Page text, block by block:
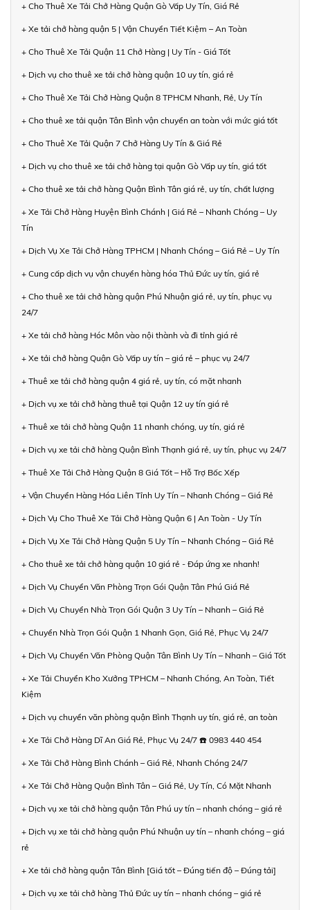
+ Cho Thuê Xe Tải Chở Hàng Quận Gò Vấp Uy Tín, Giá Rẻ
+ Xe tải chở hàng quận 5 | Vận Chuyển Tiết Kiệm – An Toàn
+ Cho Thuê Xe Tải Quận 11 Chở Hàng | Uy Tín - Giá Tốt
+ Dịch vụ cho thuê xe tải chở hàng quận 10 uy tín, giá rẻ
+ Cho Thuê Xe Tải Chở Hàng Quận 8 TPHCM Nhanh, Rẻ, Uy Tín
+ Cho thuê xe tải quận Tân Bình vận chuyển an toàn với mức giá tốt
+ Cho Thuê Xe Tải Quận 7 Chở Hàng Uy Tín & Giá Rẻ
+ Dịch vụ cho thuê xe tải chở hàng tại quận Gò Vấp uy tín, giá tốt
+ Cho thuê xe tải chở hàng Quận Bình Tân giá rẻ, uy tín, chất lượng
+ Xe Tải Chở Hàng Huyện Bình Chánh | Giá Rẻ – Nhanh Chóng – Uy
Tín
+ Dịch Vụ Xe Tải Chở Hàng TPHCM | Nhanh Chóng – Giá Rẻ – Uy Tín
+ Cung cấp dịch vụ vận chuyển hàng hóa Thủ Đức uy tín, giá rẻ
+ Cho thuê xe tải chở hàng quận Phú Nhuận giá rẻ, uy tín, phục vụ
24/7
+ Xe tải chở hàng Hóc Môn vào nội thành và đi tỉnh giá rẻ
+ Xe tải chở hàng Quận Gò Vấp uy tín – giá rẻ – phục vụ 24/7
+ Thuê xe tải chở hàng quận 4 giá rẻ, uy tín, có mặt nhanh
+ Dịch vụ xe tải chở hàng thuê tại Quận 12 uy tín giá rẻ
+ Thuê xe tải chở hàng Quận 11 nhanh chóng, uy tín, giá rẻ
+ Dịch vụ xe tải chở hàng Quận Bình Thạnh giá rẻ, uy tín, phục vụ 24/7
+ Thuê Xe Tải Chở Hàng Quận 8 Giá Tốt – Hỗ Trợ Bốc Xếp
+ Vận Chuyển Hàng Hóa Liên Tỉnh Uy Tín – Nhanh Chóng – Giá Rẻ
+ Dịch Vụ Cho Thuê Xe Tải Chở Hàng Quận 6 | An Toàn - Uy Tín
+ Dịch Vụ Xe Tải Chở Hàng Quận 5 Uy Tín – Nhanh Chóng – Giá Rẻ
+ Cho thuê xe tải chở hàng quận 10 giá rẻ - Đáp ứng xe nhanh!
+ Dịch Vụ Chuyển Văn Phòng Trọn Gói Quận Tân Phú Giá Rẻ
+ Dịch Vụ Chuyển Nhà Trọn Gói Quận 3 Uy Tín – Nhanh – Giá Rẻ
+ Chuyển Nhà Trọn Gói Quận 1 Nhanh Gọn, Giá Rẻ, Phục Vụ 24/7
+ Dịch Vụ Chuyển Văn Phòng Quận Tân Bình Uy Tín – Nhanh – Giá Tốt
+ Xe Tải Chuyển Kho Xưởng TPHCM – Nhanh Chóng, An Toàn, Tiết
Kiệm
+ Dịch vụ chuyển văn phòng quận Bình Thạnh uy tín, giá rẻ, an toàn
+ Xe Tải Chở Hàng Dĩ An Giá Rẻ, Phục Vụ 24/7 ☎️ 0983 440 454
+ Xe Tải Chở Hàng Bình Chánh – Giá Rẻ, Nhanh Chóng 24/7
+ Xe Tải Chở Hàng Quận Bình Tân – Giá Rẻ, Uy Tín, Có Mặt Nhanh
+ Dịch vụ xe tải chở hàng quận Tân Phú uy tín – nhanh chóng – giá rẻ
+ Dịch vụ xe tải chở hàng quận Phú Nhuận uy tín – nhanh chóng – giá
rẻ
+ Xe tải chở hàng quận Tân Bình [Giá tốt – Đúng tiến độ – Đúng tải]
+ Dịch vụ xe tải chở hàng Thủ Đức uy tín – nhanh chóng – giá rẻ